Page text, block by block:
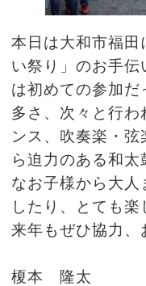
本日は大和市福田
い祭り」のお手伝
は初めての参加
多さ、次々と行
ンス、吹奏楽・
ら迫力のある和太
なお子様から大人
したり、とても楽
来年もぜひ協力、
榎本 隆太